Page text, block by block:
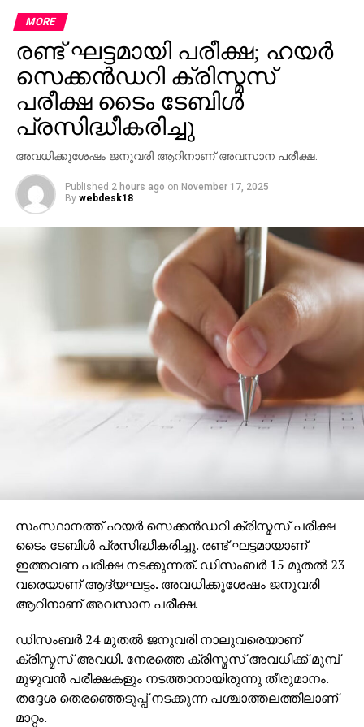
MORE
രണ്ട് ഘട്ടമായി പരീക്ഷ; ഹയര്‍
സെക്കന്‍ഡറി ക്രിസ്മസ്
പരീക്ഷ ടൈം ടേബിള്‍
പ്രസിദ്ധീകരിച്ചു
അവധിക്കുശേഷം ജനുവരി ആറിനാണ് അവസാന പരീക്ഷ.
Published 2 hours ago on November 17, 2025
By webdesk18
സംസ്ഥാനത്ത് ഹയര്‍ സെക്കന്‍ഡറി ക്രിസ്മസ് പരീക്ഷ
ടൈം ടേബിള്‍ പ്രസിദ്ധീകരിച്ചു. രണ്ട് ഘട്ടമായാണ്
ഇത്തവണ പരീക്ഷ നടക്കുന്നത്. ഡിസംബര്‍ 15 മുതല്‍ 23
വരെയാണ് ആദ്യഘട്ടം. അവധിക്കുശേഷം ജനുവരി
ആറിനാണ് അവസാന പരീക്ഷ.
ഡിസംബര്‍ 24 മുതല്‍ ജനുവരി നാലുവരെയാണ്
ക്രിസ്മസ് അവധി. നേരത്തെ ക്രിസ്മസ് അവധിക്ക് മുമ്പ്
മുഴുവന്‍ പരീക്ഷകളും നടത്താനായിരുന്നു തീരുമാനം.
തദ്ദേശ തെരഞ്ഞെടുപ്പ് നടക്കുന്ന പശ്ചാത്തലത്തിലാണ്
മാറ്റം.